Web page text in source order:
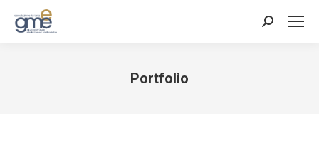
Cerca:
Portfolio